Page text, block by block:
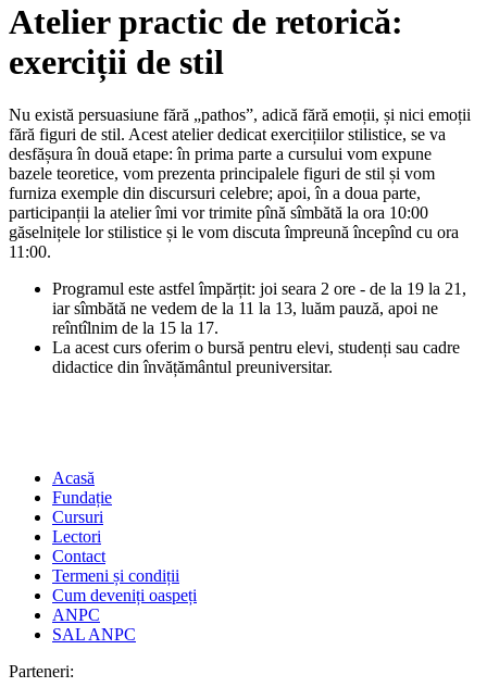
Atelier practic de retorică:
exerciții de stil
Nu există persuasiune fără „pathos”, adică fără emoții, și nici emoții
fără figuri de stil. Acest atelier dedicat exercițiilor stilistice, se va
desfășura în două etape: în prima parte a cursului vom expune
bazele teoretice, vom prezenta principalele figuri de stil și vom
furniza exemple din discursuri celebre; apoi, în a doua parte,
participanții la atelier îmi vor trimite pînă sîmbătă la ora 10:00
găselnițele lor stilistice și le vom discuta împreună începînd cu ora
11:00.
Programul este astfel împărțit: joi seara 2 ore - de la 19 la 21,
iar sîmbătă ne vedem de la 11 la 13, luăm pauză, apoi ne
reîntîlnim de la 15 la 17.
La acest curs oferim o bursă pentru elevi, studenți sau cadre
didactice din învățământul preuniversitar.
Acasă
Fundație
Cursuri
Lectori
Contact
Termeni și condiții
Cum deveniți oaspeți
ANPC
SAL ANPC
Parteneri: